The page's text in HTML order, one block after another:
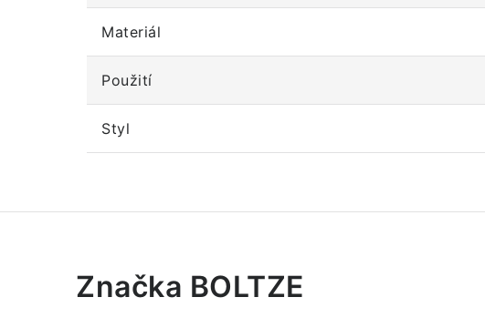
Materiál
Použití
Styl
Značka BOLTZE